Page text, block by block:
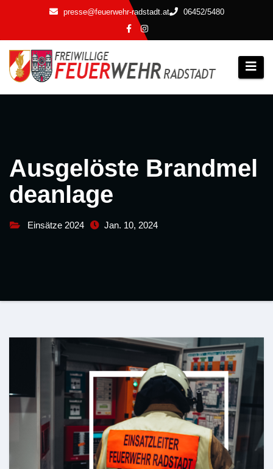
springen
presse@feuerwehr-radstadt.at 06452/5480
Ausgelöste Brandmel
deanlage
Einsätze 2024 Jan. 10, 2024